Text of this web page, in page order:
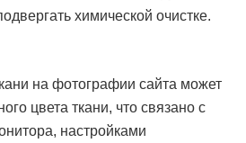
химической очистке.
на фотографии сайта может
цвета ткани, что связано с
настройками